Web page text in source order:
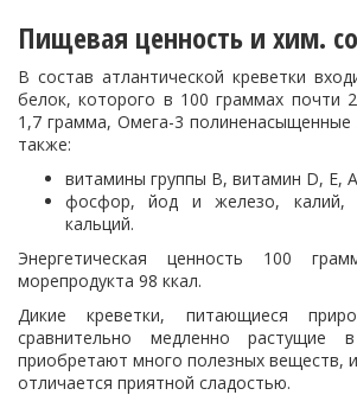
Пищевая ценность и хим.
В состав атлантической креветки
белок, которого в 100 граммах почти
1,7 грамма, Омега-3
также:
витамины группы B, витамин D, E,
фосфор, йод и железо, калий,
кальций.
Энергетическая ценность 100
морепродукта 98 ккал.
Дикие креветки, питающиеся
сравнительно медленно растущие
приобретают много полезных веществ,
отличается приятной сладостью.